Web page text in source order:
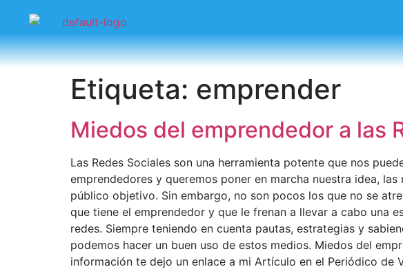
Etiqueta: emprender
Miedos del emprendedor a las
Las Redes Sociales son una herramienta potente que nos
emprendedores y queremos poner en marcha nuestra idea,
público objetivo. Sin embargo, no son pocos los que no se
que tiene el emprendedor y que le frenan a llevar a cabo una
redes. Siempre teniendo en cuenta pautas, estrategias y
podemos hacer un buen uso de estos medios. Miedos del
información te dejo un enlace a mi Artículo en el Periódico de